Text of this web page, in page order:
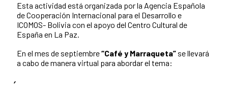
Esta actividad está organizada por la Agencia Española
de Cooperación Internacional para el Desarrollo e
ICOMOS- Bolivia con el apoyo del Centro Cultural de
España en La Paz.
En el mes de septiembre“Café y Marraqueta” se llevará
a cabo de manera virtual para abordar el tema: